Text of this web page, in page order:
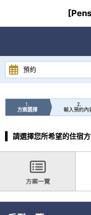
預約
1
方案選擇
2
輸入預約內
請選擇您所希望的住宿方
方案一覽